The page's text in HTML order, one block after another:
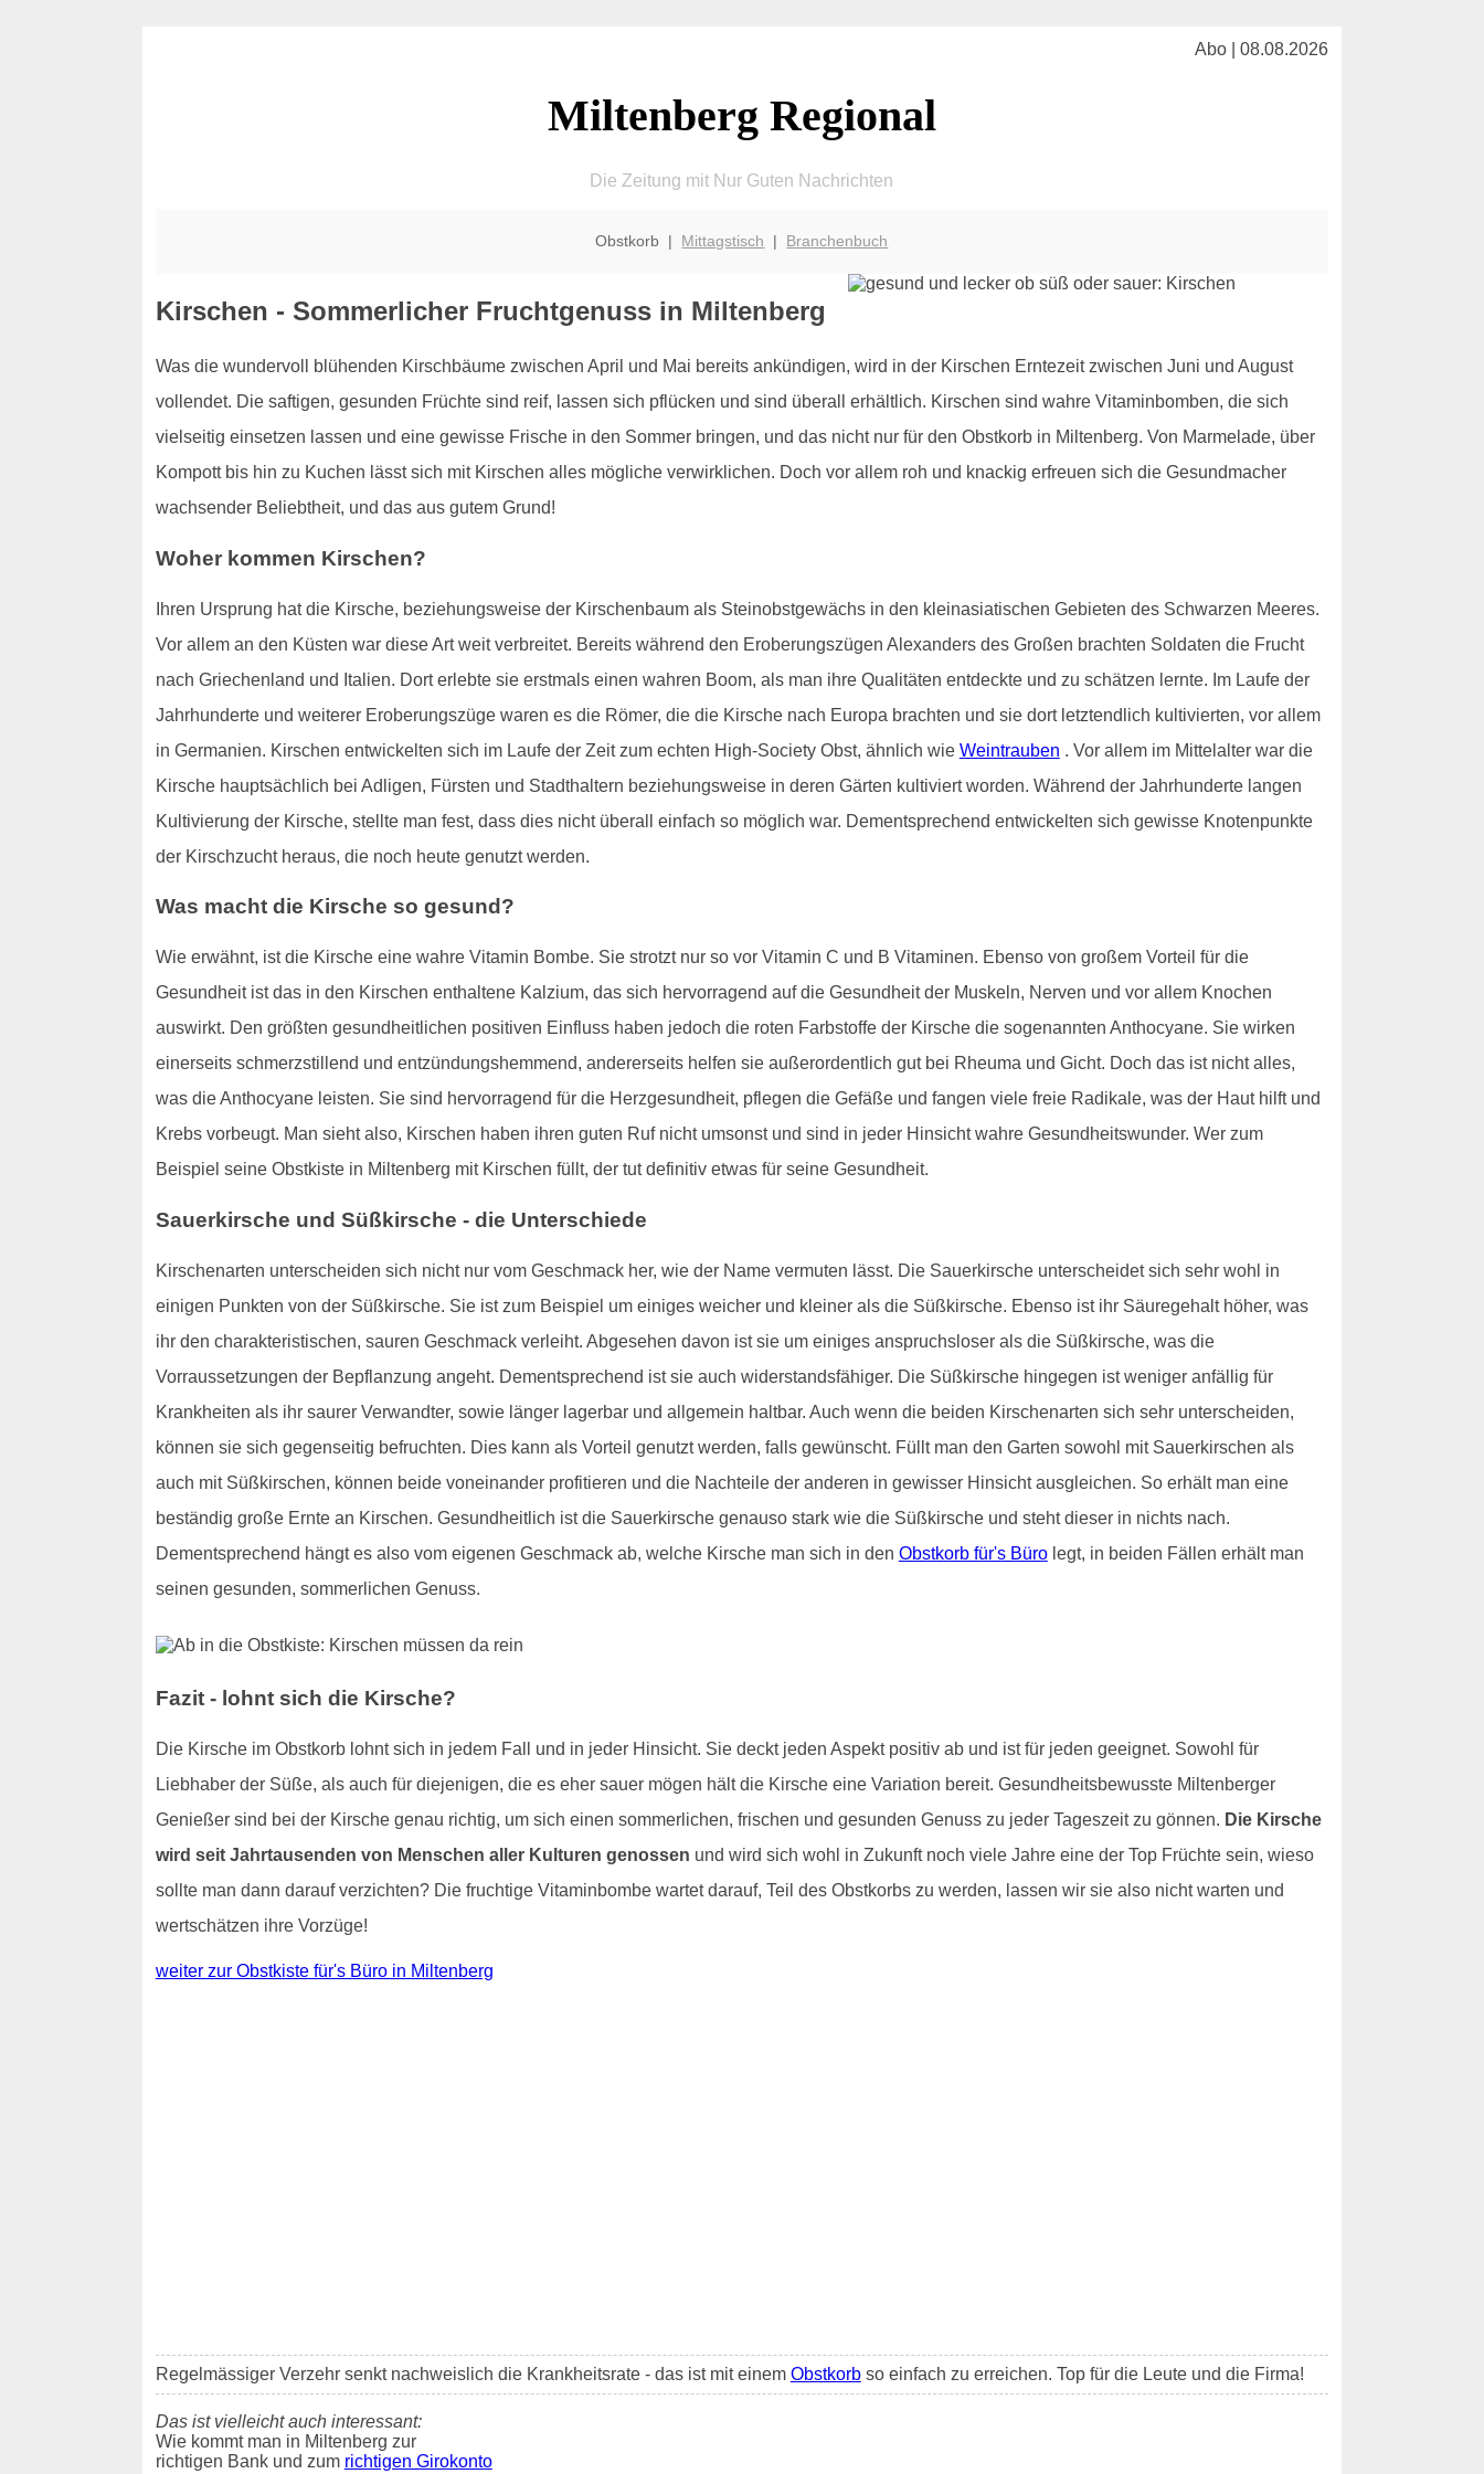
Abo | 08.08.2026
Miltenberg Regional
Die Zeitung mit Nur Guten Nachrichten
Obstkorb | Mittagstisch | Branchenbuch
Kirschen - Sommerlicher Fruchtgenuss in Miltenberg
Was die wundervoll blühenden Kirschbäume zwischen April und Mai bereits ankündigen, wird in der Kirschen Erntezeit zwischen Juni und August
vollendet. Die saftigen, gesunden Früchte sind reif, lassen sich pflücken und sind überall erhältlich. Kirschen sind wahre Vitaminbomben, die sich
vielseitig einsetzen lassen und eine gewisse Frische in den Sommer bringen, und das nicht nur für den Obstkorb in Miltenberg. Von Marmelade, über
Kompott bis hin zu Kuchen lässt sich mit Kirschen alles mögliche verwirklichen. Doch vor allem roh und knackig erfreuen sich die Gesundmacher
wachsender Beliebtheit, und das aus gutem Grund!
Woher kommen Kirschen?
Ihren Ursprung hat die Kirsche, beziehungsweise der Kirschenbaum als Steinobstgewächs in den kleinasiatischen Gebieten des Schwarzen Meeres.
Vor allem an den Küsten war diese Art weit verbreitet. Bereits während den Eroberungszügen Alexanders des Großen brachten Soldaten die Frucht
nach Griechenland und Italien. Dort erlebte sie erstmals einen wahren Boom, als man ihre Qualitäten entdeckte und zu schätzen lernte. Im Laufe der
Jahrhunderte und weiterer Eroberungszüge waren es die Römer, die die Kirsche nach Europa brachten und sie dort letztendlich kultivierten, vor allem
in Germanien. Kirschen entwickelten sich im Laufe der Zeit zum echten High-Society Obst, ähnlich wie Weintrauben . Vor allem im Mittelalter war die
Kirsche hauptsächlich bei Adligen, Fürsten und Stadthaltern beziehungsweise in deren Gärten kultiviert worden. Während der Jahrhunderte langen
Kultivierung der Kirsche, stellte man fest, dass dies nicht überall einfach so möglich war. Dementsprechend entwickelten sich gewisse Knotenpunkte
der Kirschzucht heraus, die noch heute genutzt werden.
Was macht die Kirsche so gesund?
Wie erwähnt, ist die Kirsche eine wahre Vitamin Bombe. Sie strotzt nur so vor Vitamin C und B Vitaminen. Ebenso von großem Vorteil für die
Gesundheit ist das in den Kirschen enthaltene Kalzium, das sich hervorragend auf die Gesundheit der Muskeln, Nerven und vor allem Knochen
auswirkt. Den größten gesundheitlichen positiven Einfluss haben jedoch die roten Farbstoffe der Kirsche die sogenannten Anthocyane. Sie wirken
einerseits schmerzstillend und entzündungshemmend, andererseits helfen sie außerordentlich gut bei Rheuma und Gicht. Doch das ist nicht alles,
was die Anthocyane leisten. Sie sind hervorragend für die Herzgesundheit, pflegen die Gefäße und fangen viele freie Radikale, was der Haut hilft und
Krebs vorbeugt. Man sieht also, Kirschen haben ihren guten Ruf nicht umsonst und sind in jeder Hinsicht wahre Gesundheitswunder. Wer zum
Beispiel seine Obstkiste in Miltenberg mit Kirschen füllt, der tut definitiv etwas für seine Gesundheit.
Sauerkirsche und Süßkirsche - die Unterschiede
Kirschenarten unterscheiden sich nicht nur vom Geschmack her, wie der Name vermuten lässt. Die Sauerkirsche unterscheidet sich sehr wohl in
einigen Punkten von der Süßkirsche. Sie ist zum Beispiel um einiges weicher und kleiner als die Süßkirsche. Ebenso ist ihr Säuregehalt höher, was
ihr den charakteristischen, sauren Geschmack verleiht. Abgesehen davon ist sie um einiges anspruchsloser als die Süßkirsche, was die
Vorraussetzungen der Bepflanzung angeht. Dementsprechend ist sie auch widerstandsfähiger. Die Süßkirsche hingegen ist weniger anfällig für
Krankheiten als ihr saurer Verwandter, sowie länger lagerbar und allgemein haltbar. Auch wenn die beiden Kirschenarten sich sehr unterscheiden,
können sie sich gegenseitig befruchten. Dies kann als Vorteil genutzt werden, falls gewünscht. Füllt man den Garten sowohl mit Sauerkirschen als
auch mit Süßkirschen, können beide voneinander profitieren und die Nachteile der anderen in gewisser Hinsicht ausgleichen. So erhält man eine
beständig große Ernte an Kirschen. Gesundheitlich ist die Sauerkirsche genauso stark wie die Süßkirsche und steht dieser in nichts nach.
Dementsprechend hängt es also vom eigenen Geschmack ab, welche Kirsche man sich in den Obstkorb für's Bürolegt, in beiden Fällen erhält man
seinen gesunden, sommerlichen Genuss.
Fazit - lohnt sich die Kirsche?
Die Kirsche im Obstkorb lohnt sich in jedem Fall und in jeder Hinsicht. Sie deckt jeden Aspekt positiv ab und ist für jeden geeignet. Sowohl für
Liebhaber der Süße, als auch für diejenigen, die es eher sauer mögen hält die Kirsche eine Variation bereit. Gesundheitsbewusste Miltenberger
Genießer sind bei der Kirsche genau richtig, um sich einen sommerlichen, frischen und gesunden Genuss zu jeder Tageszeit zu gönnen. Die Kirsche
wird seit Jahrtausenden von Menschen aller Kulturen genossen und wird sich wohl in Zukunft noch viele Jahre eine der Top Früchte sein, wieso
sollte man dann darauf verzichten? Die fruchtige Vitaminbombe wartet darauf, Teil des Obstkorbs zu werden, lassen wir sie also nicht warten und
wertschätzen ihre Vorzüge!
weiter zur Obstkiste für's Büro in Miltenberg
Regelmässiger Verzehr senkt nachweislich die Krankheitsrate - das ist mit einem Obstkorbso einfach zu erreichen. Top für die Leute und die Firma!
Das ist vielleicht auch interessant:
Wie kommt man in Miltenberg zur
richtigen Bank und zum richtigen Girokonto